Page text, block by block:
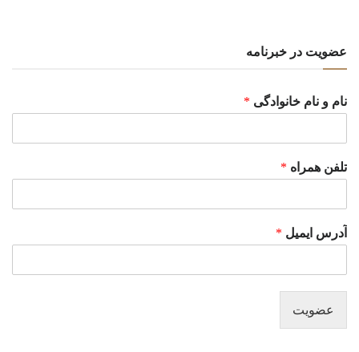
عضویت در خبرنامه
نام و نام خانوادگی *
تلفن همراه *
آدرس ایمیل *
عضویت